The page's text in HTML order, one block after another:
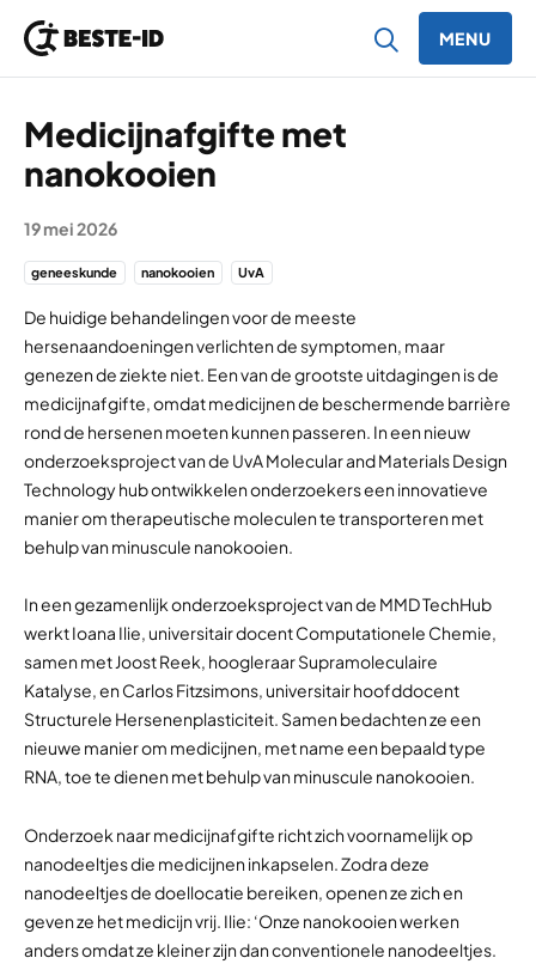
MENU
Medicijnafgifte met
nanokooien
19 mei 2026
geneeskunde nanokooien UvA
De huidige behandelingen voor de meeste
hersenaandoeningen verlichten de symptomen, maar
genezen de ziekte niet. Een van de grootste uitdagingen is de
medicijnafgifte, omdat medicijnen de beschermende barrière
rond de hersenen moeten kunnen passeren. In een nieuw
onderzoeksproject van de UvA Molecular and Materials Design
Technology hub ontwikkelen onderzoekers een innovatieve
manier om therapeutische moleculen te transporteren met
behulp van minuscule nanokooien.
In een gezamenlijk onderzoeksproject van de MMD TechHub
werkt Ioana Ilie, universitair docent Computationele Chemie,
samen met Joost Reek, hoogleraar Supramoleculaire
Katalyse, en Carlos Fitzsimons, universitair hoofddocent
Structurele Hersenenplasticiteit. Samen bedachten ze een
nieuwe manier om medicijnen, met name een bepaald type
RNA, toe te dienen met behulp van minuscule nanokooien.
Onderzoek naar medicijnafgifte richt zich voornamelijk op
nanodeeltjes die medicijnen inkapselen. Zodra deze
nanodeeltjes de doellocatie bereiken, openen ze zich en
geven ze het medicijn vrij. Ilie: ‘Onze nanokooien werken
anders omdat ze kleiner zijn dan conventionele nanodeeltjes.